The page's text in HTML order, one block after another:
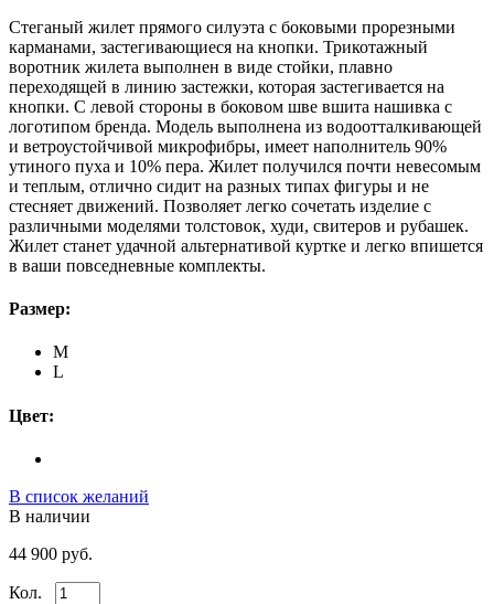
Стеганый жилет прямого силуэта с боковыми прорезными
карманами, застегивающиеся на кнопки. Трикотажный
воротник жилета выполнен в виде стойки, плавно
переходящей в линию застежки, которая застегивается на
кнопки. С левой стороны в боковом шве вшита нашивка с
логотипом бренда. Модель выполнена из водоотталкивающей
и ветроустойчивой микрофибры, имеет наполнитель 90%
утиного пуха и 10% пера. Жилет получился почти невесомым
и теплым, отлично сидит на разных типах фигуры и не
стесняет движений. Позволяет легко сочетать изделие с
различными моделями толстовок, худи, свитеров и рубашек.
Жилет станет удачной альтернативой куртке и легко впишется
в ваши повседневные комплекты.
Размер:
M
L
Цвет:
В список желаний
В наличии
44 900 руб.
Кол.